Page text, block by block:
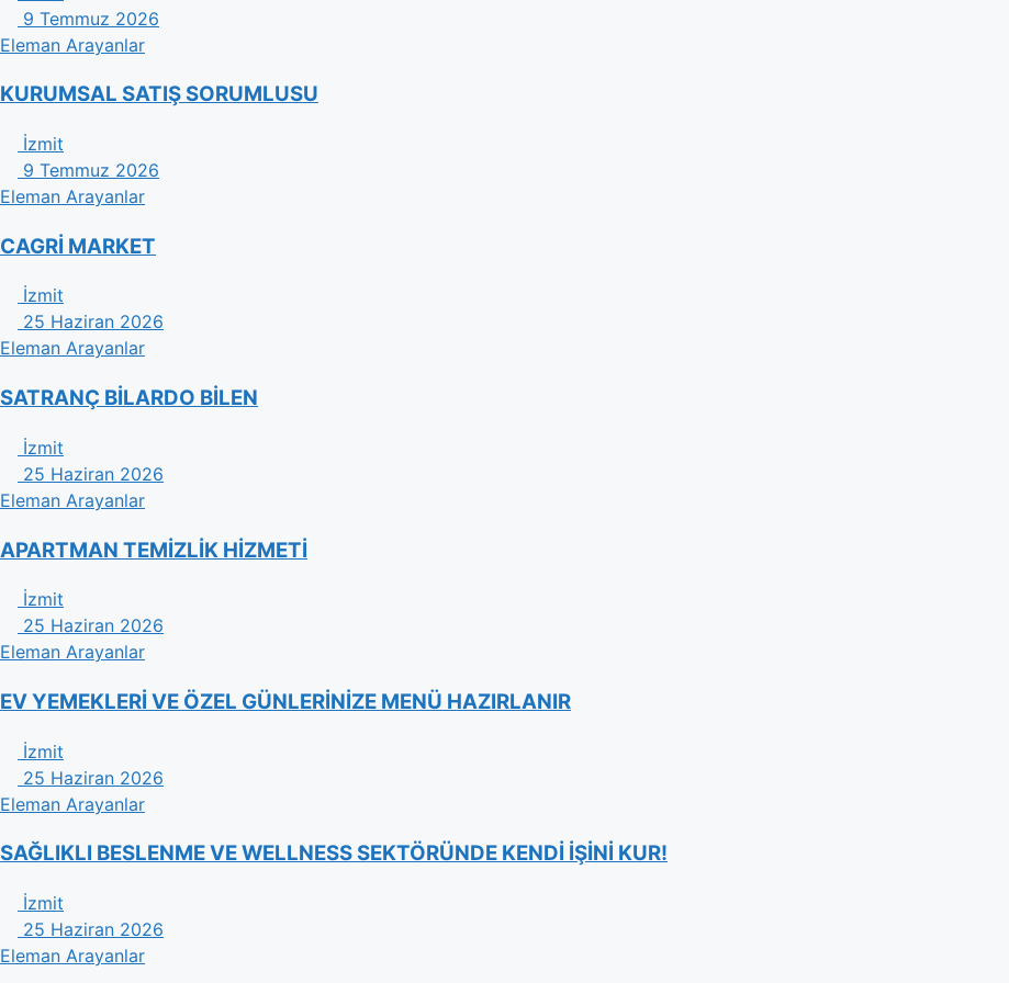
9 Temmuz 2026
Eleman Arayanlar
KURUMSAL SATIŞ SORUMLUSU
İzmit
9 Temmuz 2026
Eleman Arayanlar
CAGRİ MARKET
İzmit
25 Haziran 2026
Eleman Arayanlar
SATRANÇ BİLARDO BİLEN
İzmit
25 Haziran 2026
Eleman Arayanlar
APARTMAN TEMİZLİK HİZMETİ
İzmit
25 Haziran 2026
Eleman Arayanlar
EV YEMEKLERİ VE ÖZEL GÜNLERİNİZE MENÜ HAZIRLANIR
İzmit
25 Haziran 2026
Eleman Arayanlar
​SAĞLIKLI BESLENME VE WELLNESS SEKTÖRÜNDE KENDİ İŞİNİ KUR!
İzmit
25 Haziran 2026
Eleman Arayanlar